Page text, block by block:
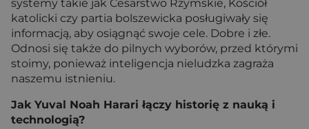
systemy takie jak Cesarstwo Rzymskie, Kościół
katolicki czy partia bolszewicka posługiwały się
informacją, aby osiągnąć swoje cele. Dobre i złe.
Odnosi się także do pilnych wyborów, przed którymi
stoimy, ponieważ inteligencja nieludzka zagraża
naszemu istnieniu.
Jak Yuval Noah Harari łączy historię z nauką i
technologią?